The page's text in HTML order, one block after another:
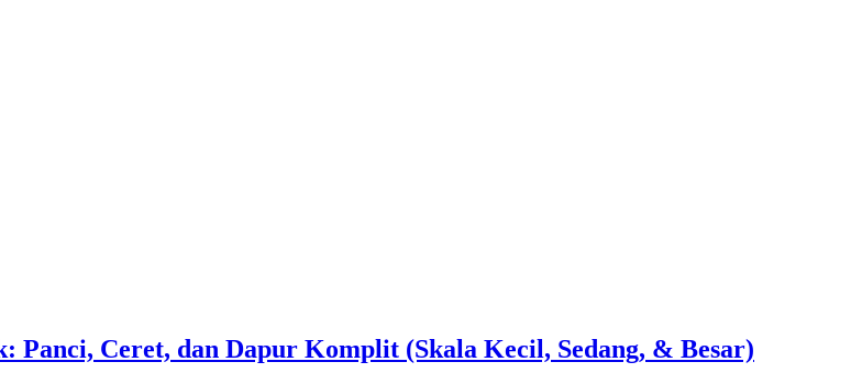
Panci, Ceret, dan Dapur Komplit (Skala Kecil, Sedang, & Besar)